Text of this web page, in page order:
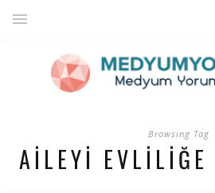
Browsing Tag
AILEYI EVLILIĞE